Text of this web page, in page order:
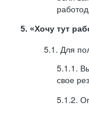
5. «Хочу тут
5.1. Для
5.1.1.
свое
5.1.2.